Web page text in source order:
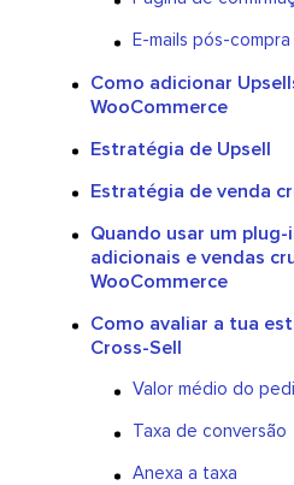
E-mails pós-compra
Como adicionar
WooCommerce
Estratégia de Upsell
Estratégia de venda
Quando usar um plug-
adicionais e vendas
WooCommerce
Como avaliar a tua
Cross-Sell
Valor médio do
Taxa de conversão
Anexa a taxa